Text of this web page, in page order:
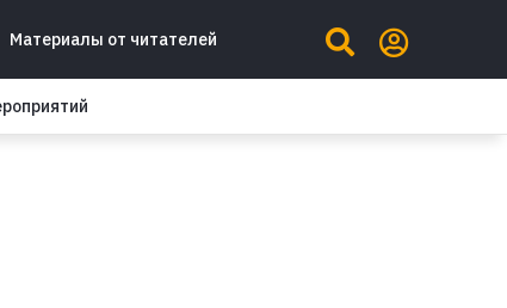
Материалы от читателей